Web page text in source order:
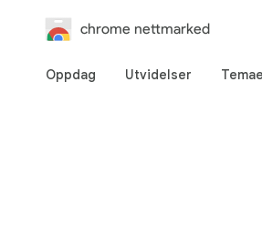
chrome nettmarked
Oppdag Utvidelser